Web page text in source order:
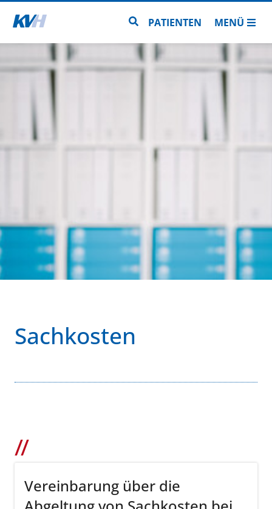
Zur Startseite Zur Seitensuche
PATIENTEN MENÜ
Sachkosten
Vereinbarung über die